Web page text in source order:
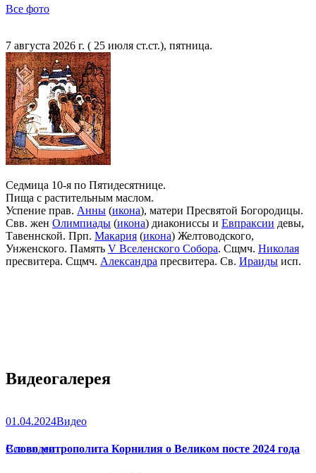
Все фото
7 августа 2026 г. ( 25 июля ст.ст.), пятница.
Седмица 10-я по Пятидесятнице.
Пища с растительным маслом.
Успение прав. Анны (икона), матери Пресвятой Богородицы.
Свв. жен Олимпиады (икона) диакониссы и Евпраксии девы,
Тавеннской. Прп. Макария (икона) Желтоводского,
Унженского. Память V Вселенского Собора. Сщмч. Николая
пресвитера. Сщмч. Александра пресвитера. Св. Ираиды исп.
Видеогалерея
01.04.2024Видео
Слово митрополита Корнилия о Великом посте 2024 года
Все видео